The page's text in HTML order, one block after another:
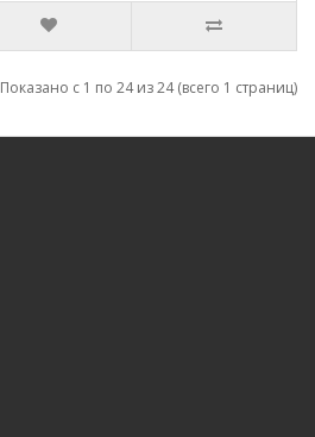
Показано с 1 по 24 из 24 (всего 1 страниц)